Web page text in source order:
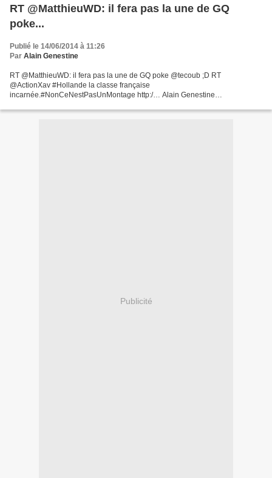
RT @MatthieuWD: il fera pas la une de GQ
poke...
Publié le 14/06/2014 à 11:26
Par Alain Genestine
RT @MatthieuWD: il fera pas la une de GQ poke @tecoub ;D RT
@ActionXav #Hollande la classe française
incarnée.#NonCeNestPasUnMontage http:/… Alain Genestine
Publicité